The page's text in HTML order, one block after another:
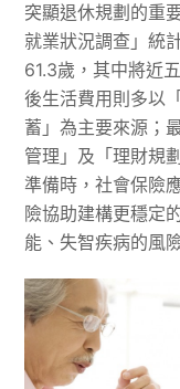
突顯退休規劃的重
就業狀況調查」統
61.3歲，其中將近
後生活費用則多以
蓄」為主要來源；
管理」及「理財規
準備時，社會保險
險協助建構更穩定
能、失智疾病的風